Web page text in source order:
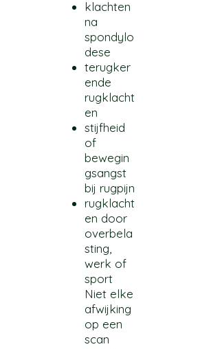
klachten
na
spondylo
dese
terugker
ende
rugklacht
en
stijfheid
of
bewegin
gsangst
bij rugpijn
rugklacht
en door
overbela
sting,
werk of
sport
Niet elke
afwijking
op een
scan